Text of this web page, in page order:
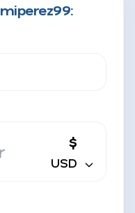
$
USD